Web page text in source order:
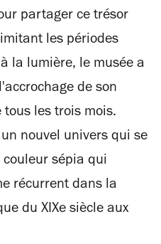
partager ce trésor
les périodes
la lumière, le musée a
de son
les trois mois.
nouvel univers qui se
sépia qui
récurrent dans la
du XIXe siècle aux